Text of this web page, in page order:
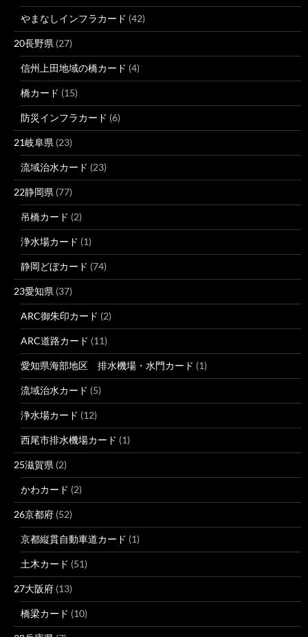
やまなしインフラカード (42)
20長野県 (27)
信州上田地域の橋カード (4)
橋カード (15)
防災インフラカード (6)
21岐阜県 (23)
流域治水カード (23)
22静岡県 (77)
吊橋カード (2)
浄水場カード (1)
静岡どぼカード (74)
23愛知県 (37)
ARC御朱印カード (2)
ARC道路カード (11)
愛知県海部地区 排水機場・水門カード (1)
流域治水カード (5)
浄水場カード (12)
西尾市排水機場カード (1)
25滋賀県 (2)
かわカード (2)
26京都府 (52)
京都縦貫自動車道カード (1)
土木カード (51)
27大阪府 (13)
橋梁カード (10)